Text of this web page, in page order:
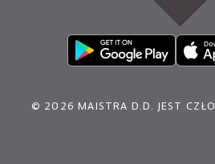
© 2026 MAISTRA D.D. JEST